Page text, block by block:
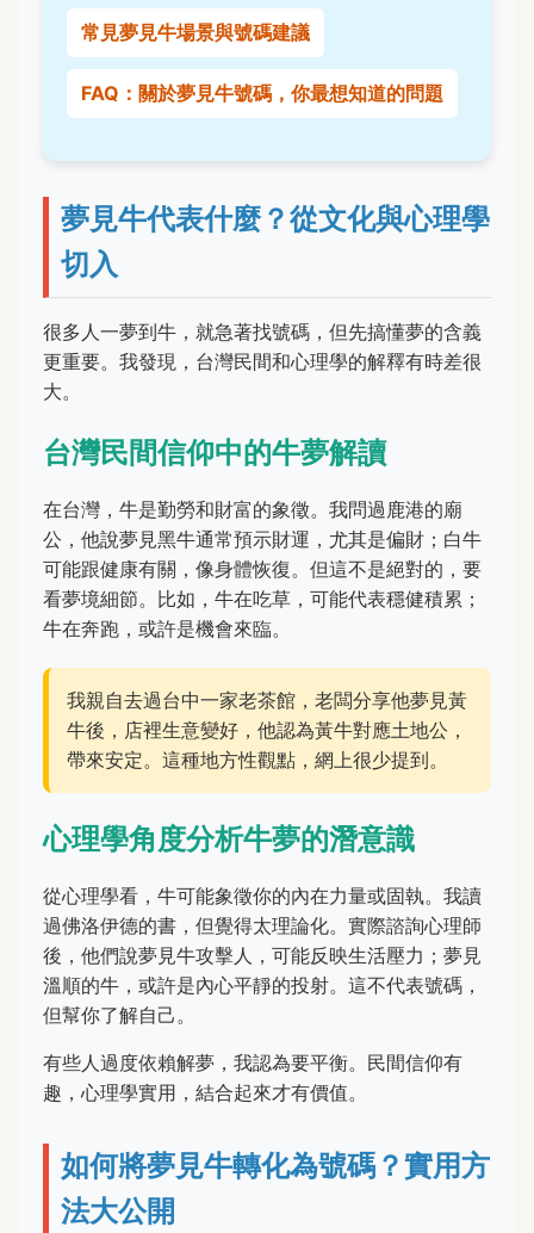
常見夢見牛場景與號碼建議
FAQ：關於夢見牛號碼，你最想知道的問題
夢見牛代表什麼？從文化與心理學
切入
很多人一夢到牛，就急著找號碼，但先搞懂夢的含義
更重要。我發現，台灣民間和心理學的解釋有時差很
大。
台灣民間信仰中的牛夢解讀
在台灣，牛是勤勞和財富的象徵。我問過鹿港的廟
公，他說夢見黑牛通常預示財運，尤其是偏財；白牛
可能跟健康有關，像身體恢復。但這不是絕對的，要
看夢境細節。比如，牛在吃草，可能代表穩健積累；
牛在奔跑，或許是機會來臨。
我親自去過台中一家老茶館，老闆分享他夢見黃
牛後，店裡生意變好，他認為黃牛對應土地公，
帶來安定。這種地方性觀點，網上很少提到。
心理學角度分析牛夢的潛意識
從心理學看，牛可能象徵你的內在力量或固執。我讀
過佛洛伊德的書，但覺得太理論化。實際諮詢心理師
後，他們說夢見牛攻擊人，可能反映生活壓力；夢見
溫順的牛，或許是內心平靜的投射。這不代表號碼，
但幫你了解自己。
有些人過度依賴解夢，我認為要平衡。民間信仰有
趣，心理學實用，結合起來才有價值。
如何將夢見牛轉化為號碼？實用方
法大公開